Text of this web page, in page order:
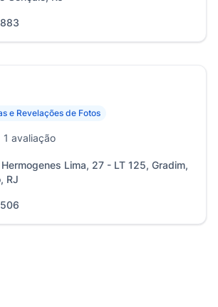
e Revelações de Fotos
1 avaliação
Hermogenes Lima, 27 - LT 125, Gradim,
RJ